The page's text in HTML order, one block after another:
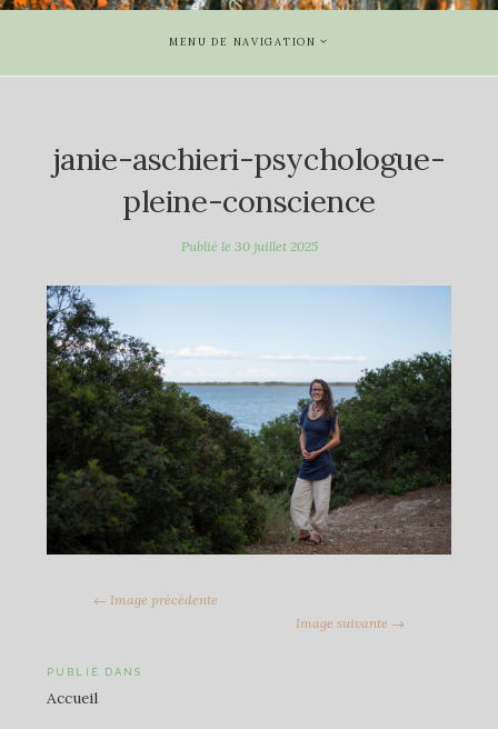
MENU DE NAVIGATION
janie-aschieri-psychologue-
pleine-conscience
Publié le 30 juillet 2025
← Image précédente
Image suivante →
Navigation
de
PUBLIÉ DANS
Accueil